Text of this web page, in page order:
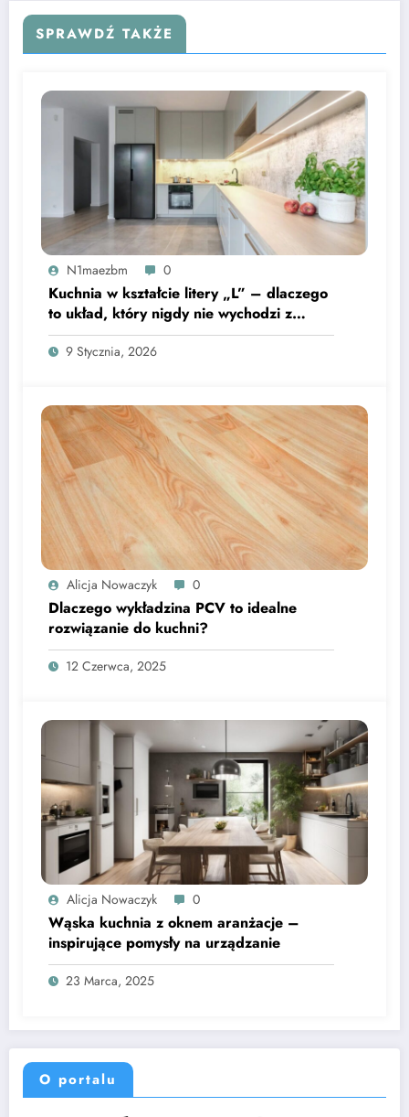
SPRAWDŹ TAKŻE
N1maezbm 0
Kuchnia w kształcie litery „L” – dlaczego
to układ, który nigdy nie wychodzi z
mody?
9 Stycznia, 2026
Alicja Nowaczyk 0
Dlaczego wykładzina PCV to idealne
rozwiązanie do kuchni?
12 Czerwca, 2025
Alicja Nowaczyk 0
Wąska kuchnia z oknem aranżacje –
inspirujące pomysły na urządzanie
23 Marca, 2025
O portalu